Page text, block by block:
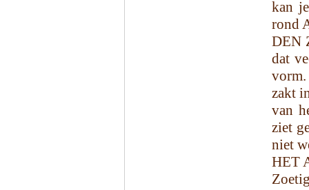
kan
rond
DEN
dat
vorm.
zakt
van
ziet
niet
HET